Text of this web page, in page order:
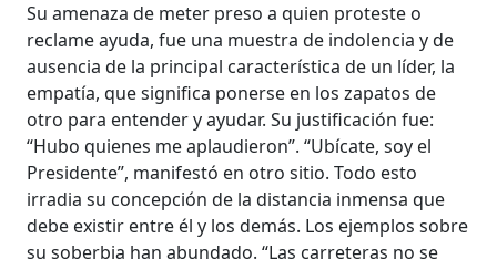
Su amenaza de meter preso a quien proteste o
reclame ayuda, fue una muestra de indolencia y de
ausencia de la principal característica de un líder, la
empatía, que significa ponerse en los zapatos de
otro para entender y ayudar. Su justificación fue:
“Hubo quienes me aplaudieron”. “Ubícate, soy el
Presidente”, manifestó en otro sitio. Todo esto
irradia su concepción de la distancia inmensa que
debe existir entre él y los demás. Los ejemplos sobre
su soberbia han abundado. “Las carreteras no se